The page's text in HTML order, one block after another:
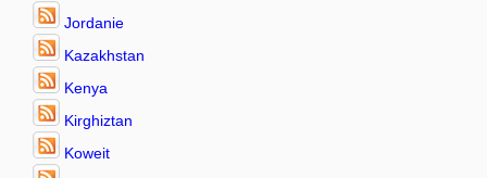
Jordanie
Kazakhstan
Kenya
Kirghiztan
Koweit